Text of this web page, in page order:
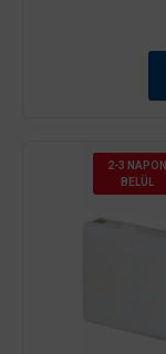
2-3 NAPON
BELÜL